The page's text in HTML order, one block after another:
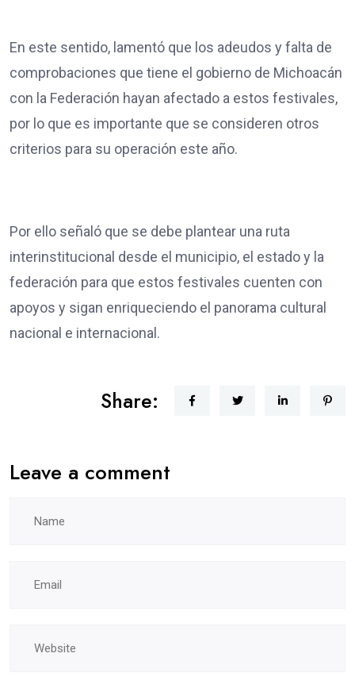
En este sentido, lamentó que los adeudos y falta de
comprobaciones que tiene el gobierno de Michoacán
con la Federación hayan afectado a estos festivales,
por lo que es importante que se consideren otros
criterios para su operación este año.
Por ello señaló que se debe plantear una ruta
interinstitucional desde el municipio, el estado y la
federación para que estos festivales cuenten con
apoyos y sigan enriqueciendo el panorama cultural
nacional e internacional.
Share:
Leave a comment